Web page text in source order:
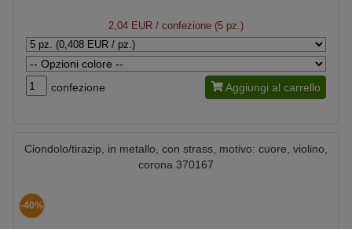
2,04 EUR / confezione (5 pz.)
confezione Aggiungi al carrello
Ciondolo/tirazip, in metallo, con strass, motivo: cuore, violino,
corona 370167
-40%